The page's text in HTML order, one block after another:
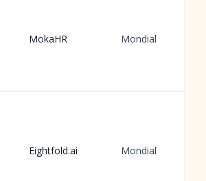
MokaHR Mondial
Eightfold.ai Mondial